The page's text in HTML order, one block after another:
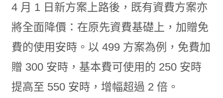
4 月 1 日新方案上路後，既有資費方案亦
將全面降價：在原先資費基礎上，加贈免
費的使用安時。以 499 方案為例，免費加
贈 300 安時，基本費可使用的 250 安時
提高至 550 安時，增幅超過 2 倍。